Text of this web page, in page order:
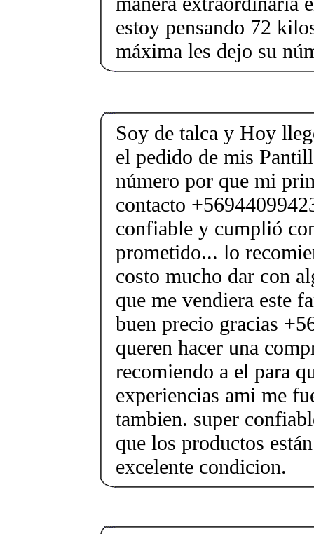
estoy pensando 72
máxima les dejo su
Soy de talca y Hoy
el pedido de mis
número por que mi
contacto
confiable y cumplió
prometido... lo
costo mucho dar con
que me vendiera este
buen precio gracias
queren hacer una
recomiendo a el para
experiencias ami me
tambien. super
que los productos
excelente condicion.